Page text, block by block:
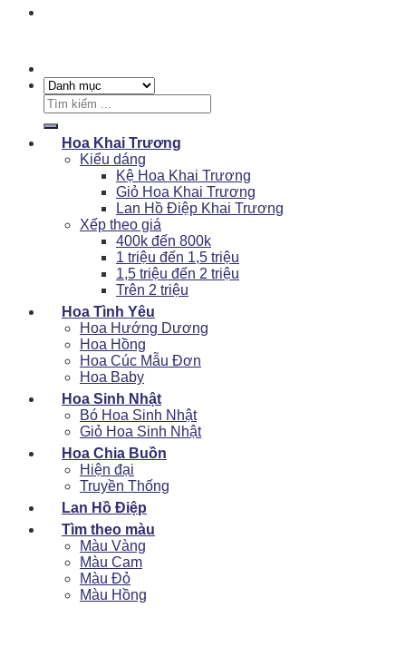
Tìm
kiếm:
Hoa Khai Trương
Kiểu dáng
Kệ Hoa Khai Trương
Giỏ Hoa Khai Trương
Lan Hồ Điệp Khai Trương
Xếp theo giá
400k đến 800k
1 triệu đến 1,5 triệu
1,5 triệu đến 2 triệu
Trên 2 triệu
Hoa Tình Yêu
Hoa Hướng Dương
Hoa Hồng
Hoa Cúc Mẫu Đơn
Hoa Baby
Hoa Sinh Nhật
Bó Hoa Sinh Nhật
Giỏ Hoa Sinh Nhật
Hoa Chia Buồn
Hiện đại
Truyền Thống
Lan Hồ Điệp
Tìm theo màu
Màu Vàng
Màu Cam
Màu Đỏ
Màu Hồng